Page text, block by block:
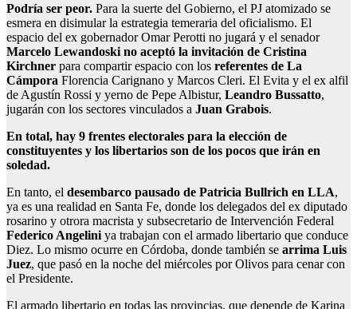
Podría ser peor. Para la suerte del Gobierno, el PJ atomizado se
esmera en disimular la estrategia temeraria del oficialismo. El
espacio del ex gobernador Omar Perotti no jugará y el senador
Marcelo Lewandoski no aceptó la invitación de Cristina
Kirchner para compartir espacio con los referentes de La
Cámpora Florencia Carignano y Marcos Cleri. El Evita y el ex alfil
de Agustín Rossi y yerno de Pepe Albistur, Leandro Bussatto,
jugarán con los sectores vinculados a Juan Grabois.
En total, hay 9 frentes electorales para la elección de
constituyentes y los libertarios son de los pocos que irán en
soledad.
En tanto, el desembarco pausado de Patricia Bullrich en LLA,
ya es una realidad en Santa Fe, donde los delegados del ex diputado
rosarino y otrora macrista y subsecretario de Intervención Federal
Federico Angelini ya trabajan con el armado libertario que conduce
Diez. Lo mismo ocurre en Córdoba, donde también se arrima Luis
Juez, que pasó en la noche del miércoles por Olivos para cenar con
el Presidente.
El armado libertario en todas las provincias, que depende de Karina